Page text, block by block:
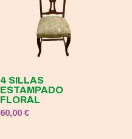
4 SILLAS
ESTAMPADO
FLORAL
60,00€